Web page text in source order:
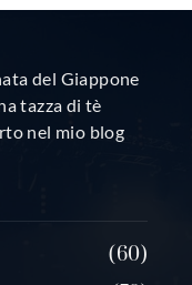
del Giappone
tazza di tè
nel mio blog
60